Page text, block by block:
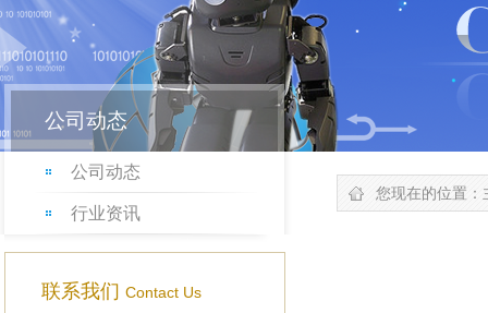
公司动态
公司动态
行业资讯
联系我们 Contact Us
您现在的位置：